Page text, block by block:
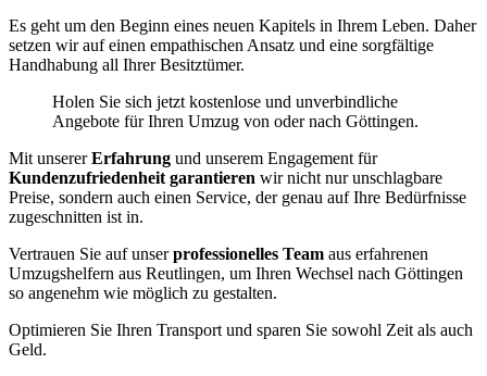
Es geht um den Beginn eines neuen Kapitels in Ihrem Leben. Daher
setzen wir auf einen empathischen Ansatz und eine sorgfältige
Handhabung all Ihrer Besitztümer.
Holen Sie sich jetzt kostenlose und unverbindliche
Angebote für Ihren Umzug von oder nach Göttingen.
Mit unsererErfahrung und unserem Engagement für
Kundenzufriedenheit garantieren wir nicht nur unschlagbare
Preise, sondern auch einen Service, der genau auf Ihre Bedürfnisse
zugeschnitten ist in.
Vertrauen Sie auf unserprofessionelles Team aus erfahrenen
Umzugshelfern aus Reutlingen, um Ihren Wechsel nach Göttingen
so angenehm wie möglich zu gestalten.
Optimieren Sie Ihren Transport und sparen Sie sowohl Zeit als auch
Geld.